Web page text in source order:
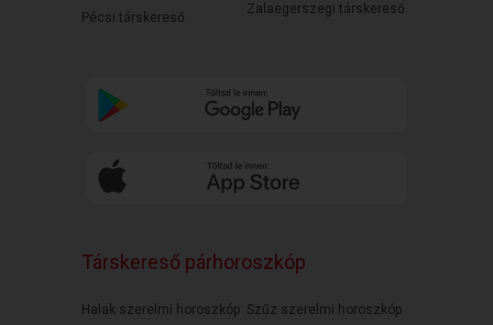
Pécsi társkereső
Zalaegerszegi társkereső
Társkereső párhoroszkóp
Halak szerelmi horoszkóp Szűz szerelmi horoszkóp